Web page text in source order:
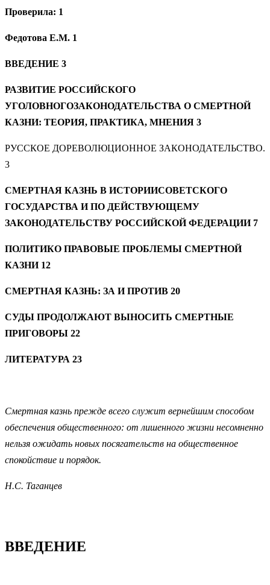
Проверила: 1
Федотова Е.М. 1
ВВЕДЕНИЕ 3
РАЗВИТИЕ РОССИЙСКОГО
УГОЛОВНОГОЗАКОНОДАТЕЛЬСТВА О СМЕРТНОЙ
КАЗНИ: ТЕОРИЯ, ПРАКТИКА, МНЕНИЯ 3
РУССКОЕ ДОРЕВОЛЮЦИОННОЕ ЗАКОНОДАТЕЛЬСТВО.
3
СМЕРТНАЯ КАЗНЬ В ИСТОРИИСОВЕТСКОГО
ГОСУДАРСТВА И ПО ДЕЙСТВУЮЩЕМУ
ЗАКОНОДАТЕЛЬСТВУ РОССИЙСКОЙ ФЕДЕРАЦИИ 7
ПОЛИТИКО ПРАВОВЫЕ ПРОБЛЕМЫ СМЕРТНОЙ
КАЗНИ 12
СМЕРТНАЯ КАЗНЬ: ЗА И ПРОТИВ 20
СУДЫ ПРОДОЛЖАЮТ ВЫНОСИТЬ СМЕРТНЫЕ
ПРИГОВОРЫ 22
ЛИТЕРАТУРА 23
Смертная казнь прежде всего служит вернейшим способом
обеспечения общественного: от лишенного жизни несомненно
нельзя ожидать новых посягательств на общественное
спокойствие и порядок.
Н.С. Таганцев
ВВЕДЕНИЕ